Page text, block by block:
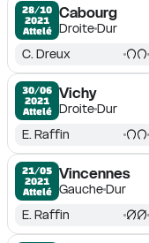
28/10
2021
Attelé
Cabourg
DroiteDur
C. Dreux
30/06
2021
Attelé
Vichy
DroiteDur
E. Raffin
21/05
2021
Attelé
Vincennes
GaucheDur
E. Raffin